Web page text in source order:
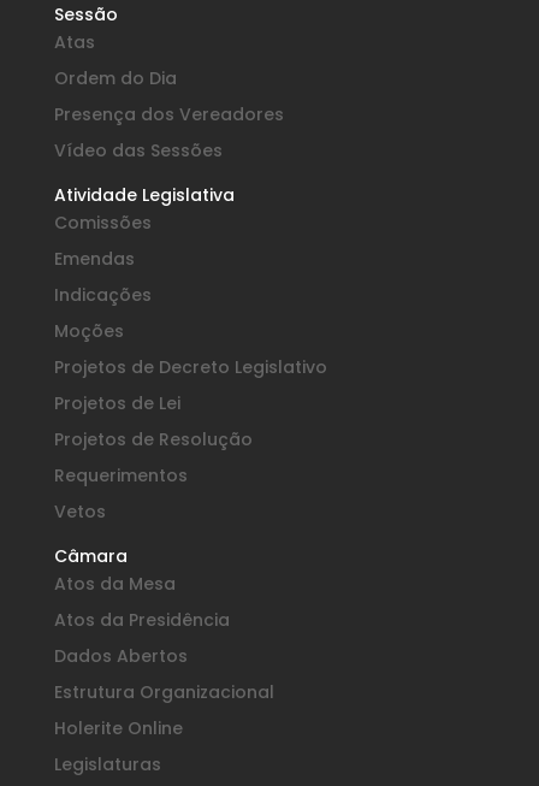
Sessão
Atas
Ordem do Dia
Presença dos Vereadores
Vídeo das Sessões
Atividade Legislativa
Comissões
Emendas
Indicações
Moções
Projetos de Decreto Legislativo
Projetos de Lei
Projetos de Resolução
Requerimentos
Vetos
Câmara
Atos da Mesa
Atos da Presidência
Dados Abertos
Estrutura Organizacional
Holerite Online
Legislaturas